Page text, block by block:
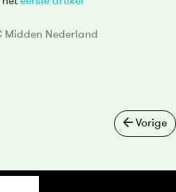
Midden Nederland
Vorige